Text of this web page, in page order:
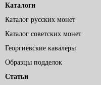
Каталоги
Каталог русских монет
Каталог советских монет
Георгиевские кавалеры
Образцы подделок
Статьи